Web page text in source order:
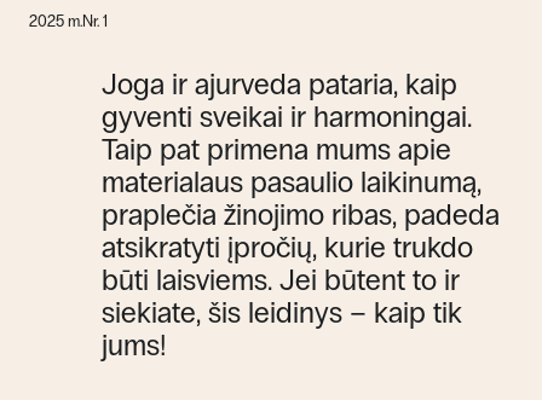
2025 m.Nr. 1
Joga ir ajurveda pataria, kaip
gyventi sveikai ir harmoningai.
Taip pat primena mums apie
materialaus pasaulio laikinumą,
praplečia žinojimo ribas, padeda
atsikratyti įpročių, kurie trukdo
būti laisviems. Jei būtent to ir
siekiate, šis leidinys – kaip tik
jums!